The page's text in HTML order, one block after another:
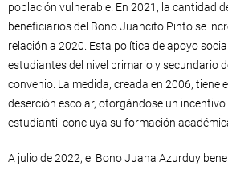
población vulnerable. En 2021, la cantidad
beneficiarios del Bono Juancito Pinto se
relación a 2020. Esta política de apoyo
estudiantes del nivel primario y secundario
convenio. La medida, creada en 2006, tiene
deserción escolar, otorgándose un
estudiantil concluya su formación
A julio de 2022, el Bono Juana Azurduy